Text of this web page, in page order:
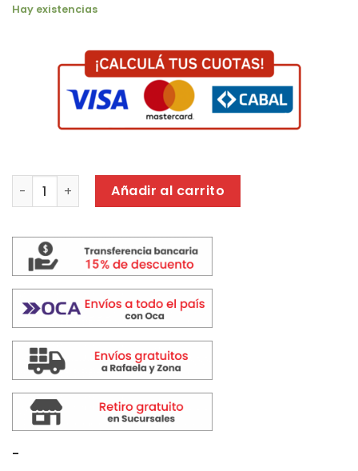
Hay existencias
COLCHON GANI RED SPRING 90 C PILL ROJO/BLANCO
Añadir al carrito
-